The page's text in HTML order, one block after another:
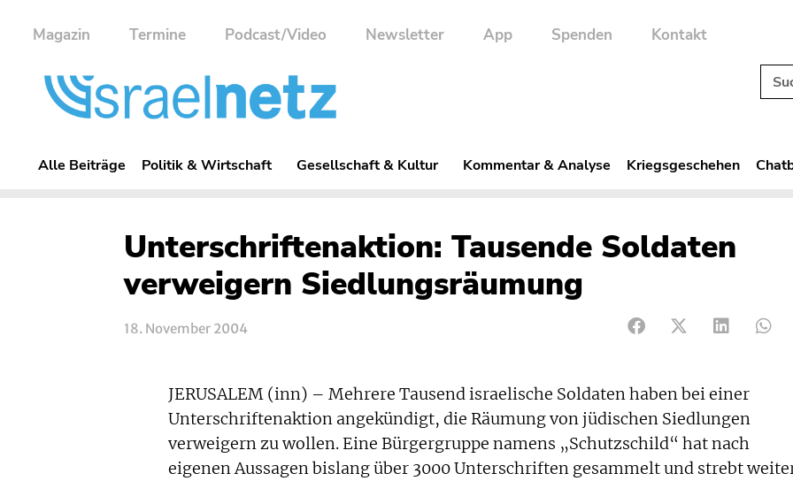
Magazin Termine Podcast/Video Newsletter App Spenden Kontakt
Alle Beiträge Politik & Wirtschaft Gesellschaft & Kultur Kommentar & Analyse Kriegsgeschehen
Unterschriftenaktion: Tausende Soldaten
verweigern Siedlungsräumung
18. November 2004
JERUSALEM (inn) – Mehrere Tausend israelische Soldaten haben bei einer
Unterschriftenaktion angekündigt, die Räumung von jüdischen Siedlungen
verweigern zu wollen. Eine Bürgergruppe namens „Schutzschild“ hat nach
eigenen Aussagen bislang über 3000 Unterschriften gesammelt und strebt